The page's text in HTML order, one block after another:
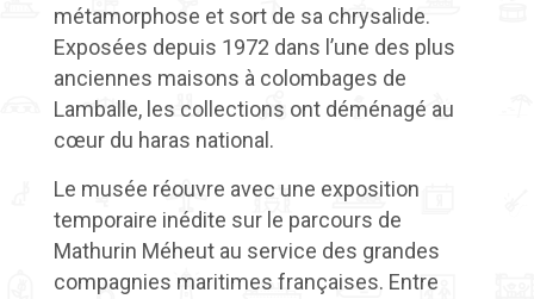
métamorphose et sort de sa chrysalide.
Exposées depuis 1972 dans l’une des plus
anciennes maisons à colombages de
Lamballe, les collections ont déménagé au
cœur du haras national.
Le musée réouvre avec une exposition
temporaire inédite sur le parcours de
Mathurin Méheut au service des grandes
compagnies maritimes françaises. Entre